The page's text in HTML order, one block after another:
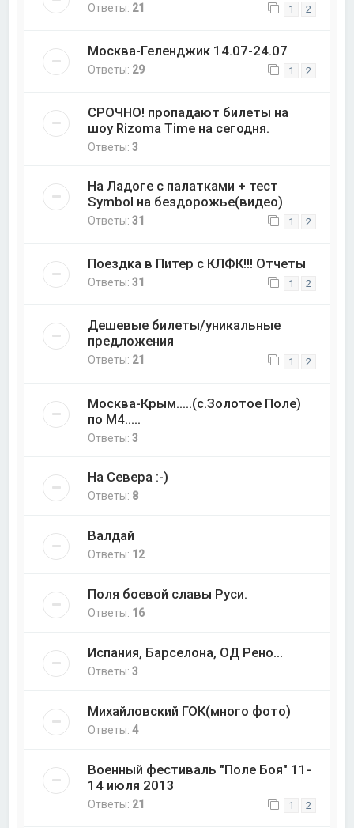
Ответы: 21 1 2
Москва-Геленджик 14.07-24.07
Ответы: 29 1 2
СРОЧНО! пропадают билеты на
шоу Rizoma Time на сегодня.
Ответы:3
На Ладоге с палатками + тест
Symbol на бездорожье(видео)
Ответы:31 1 2
Поездка в Питер с КЛФК!!! Отчеты
Ответы:31 1 2
Дешевые билеты/уникальные
предложения
Ответы: 21 1 2
Москва-Крым.....(с.Золотое Поле)
по М4.....
Ответы:3
На Севера :-)
Ответы: 8
Валдай
Ответы: 12
Поля боевой славы Руси.
Ответы: 16
Испания, Барселона, ОД Рено...
Ответы:3
Михайловский ГОК(много фото)
Ответы:4
Военный фестиваль "Поле Боя" 11-
14 июля 2013
Ответы: 21 1 2